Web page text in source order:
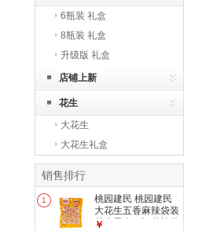
6瓶装 礼盒
8瓶装 礼盒
升级版 礼盒
店铺上新
花生
大花生
大花生礼盒
销售排行
1
桃园建民 桃园建民
大花生五香麻辣袋装
花生零食下酒菜熟花
￥